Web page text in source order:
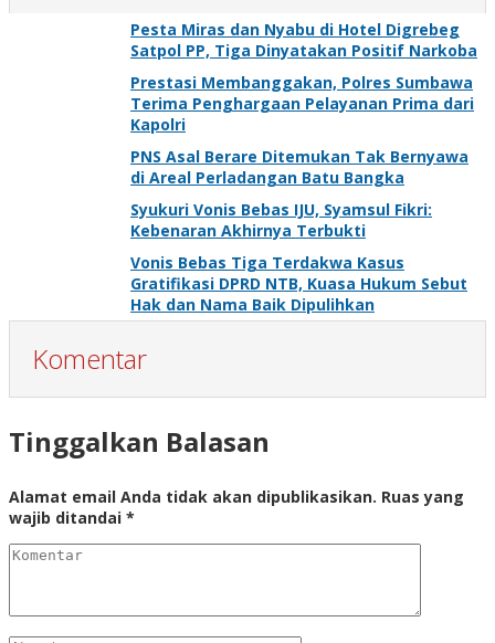
Pesta Miras dan Nyabu di Hotel Digrebeg
Satpol PP, Tiga Dinyatakan Positif Narkoba
Prestasi Membanggakan, Polres Sumbawa
Terima Penghargaan Pelayanan Prima dari
Kapolri
PNS Asal Berare Ditemukan Tak Bernyawa
di Areal Perladangan Batu Bangka
Syukuri Vonis Bebas IJU, Syamsul Fikri:
Kebenaran Akhirnya Terbukti
Vonis Bebas Tiga Terdakwa Kasus
Gratifikasi DPRD NTB, Kuasa Hukum Sebut
Hak dan Nama Baik Dipulihkan
Komentar
Tinggalkan Balasan
Alamat email Anda tidak akan dipublikasikan. Ruas yang
wajib ditandai *